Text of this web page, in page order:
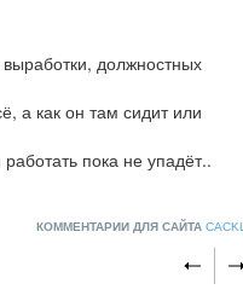
должностных
а как он там сидит или
пока не упадёт..
КОММЕНТАРИИ ДЛЯ САЙТА CACKL